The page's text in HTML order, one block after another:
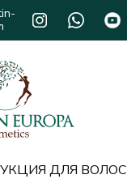
ДЛЯ ВОЛОС